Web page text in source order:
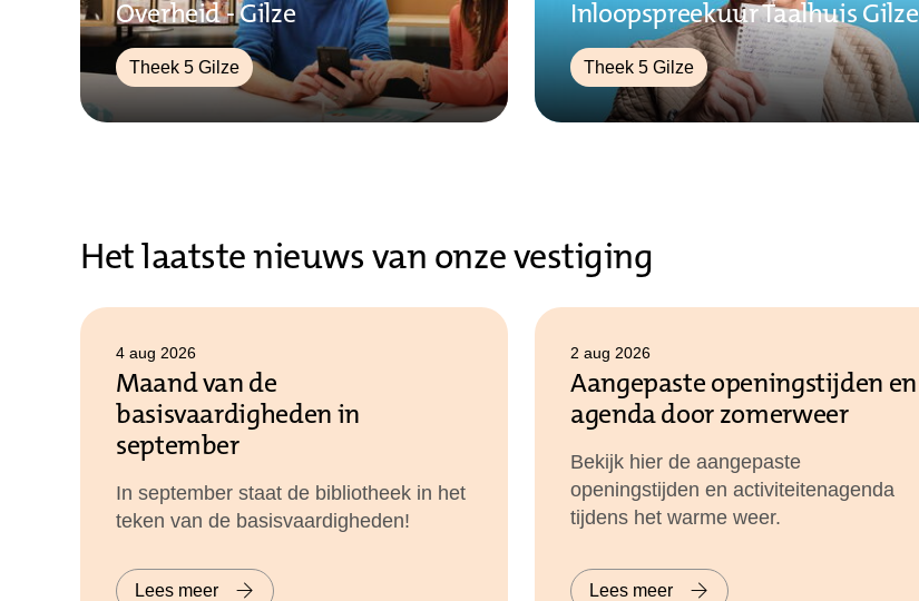
Overheid - Gilze
Theek 5 Gilze
Inloopspreekuur Taalhuis Gilze
Theek 5 Gilze
Het laatste nieuws van onze vestiging
4 aug 2026
Maand van de
basisvaardigheden in
september
In september staat de bibliotheek in het
teken van de basisvaardigheden!
Lees meer
2 aug 2026
Aangepaste openingstijden en
agenda door zomerweer
Bekijk hier de aangepaste
openingstijden en activiteitenagenda
tijdens het warme weer.
Lees meer